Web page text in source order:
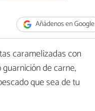
Añádenos en Google
caramelizadas con
de carne,
que sea de tu